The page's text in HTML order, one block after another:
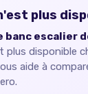
plus
banc escalier
plus disponible
aide à